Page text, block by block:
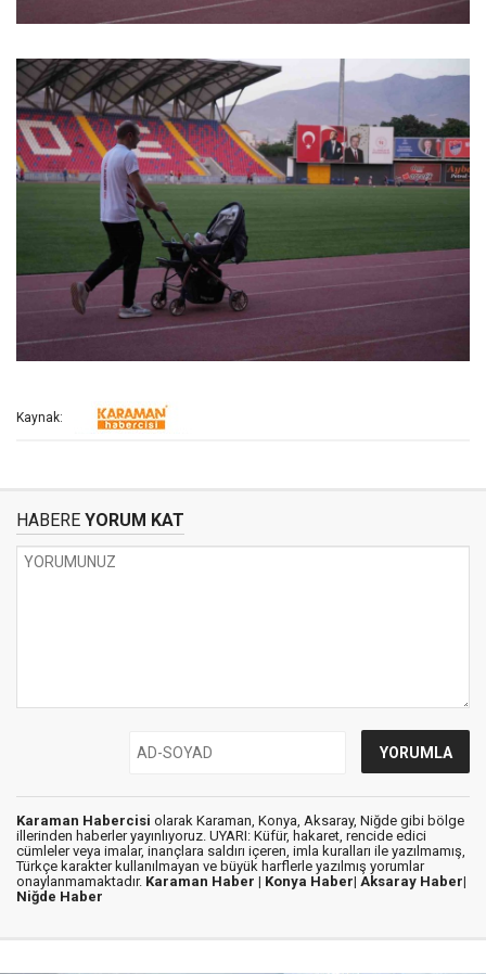
Kaynak:
HABERE YORUM KAT
Karaman Habercisi olarak Karaman, Konya, Aksaray, Niğde gibi bölge
illerinden haberler yayınlıyoruz. UYARI: Küfür, hakaret, rencide edici
cümleler veya imalar, inançlara saldırı içeren, imla kuralları ile yazılmamış,
Türkçe karakter kullanılmayan ve büyük harflerle yazılmış yorumlar
onaylanmamaktadır. Karaman Haber | Konya Haber| Aksaray Haber|
Niğde Haber